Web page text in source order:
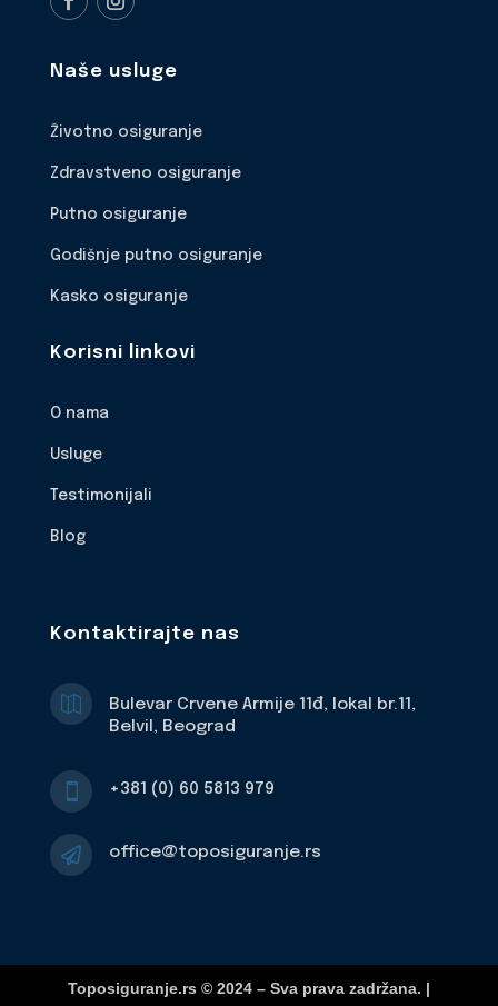
Naše usluge
Životno osiguranje
Zdravstveno osiguranje
Putno osiguranje
Godišnje putno osiguranje
Kasko osiguranje
Korisni linkovi
O nama
Usluge
Testimonijali
Blog
Kontaktirajte nas

Bulevar Crvene Armije 11đ, lokal br.11,
Belvil, Beograd
 +381 (0) 60 5813 979
 office@toposiguranje.rs
Toposiguranje.rs © 2024 – Sva prava zadržana. |